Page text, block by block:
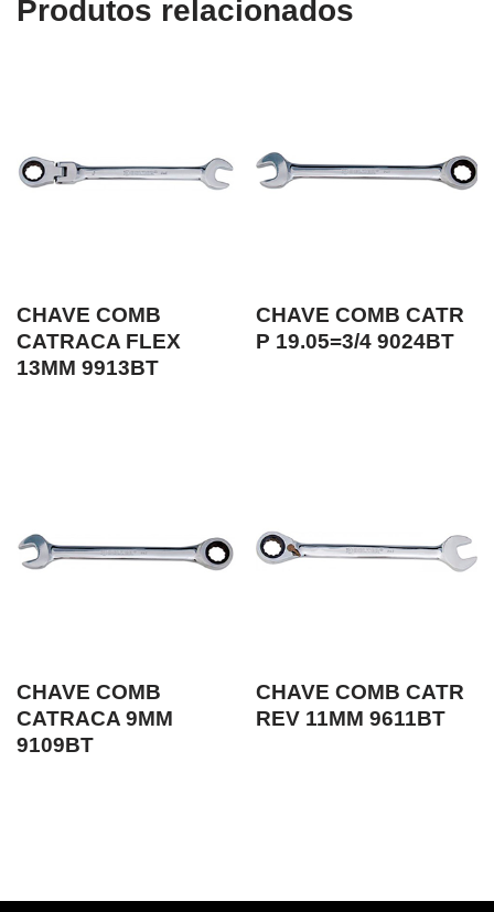
Produtos relacionados
CHAVE COMB
CATRACA FLEX
13MM 9913BT
CHAVE COMB CATR
P 19.05=3/4 9024BT
CHAVE COMB
CATRACA 9MM
9109BT
CHAVE COMB CATR
REV 11MM 9611BT